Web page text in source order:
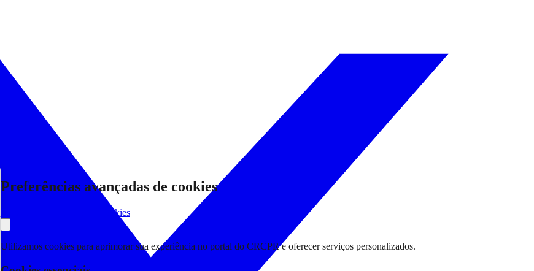
Preferências avançadas de cookies
Consultar Declaração de Cookies
Utilizamos cookies para aprimorar sua experiência no portal do CRCPR e oferecer serviços personalizados.